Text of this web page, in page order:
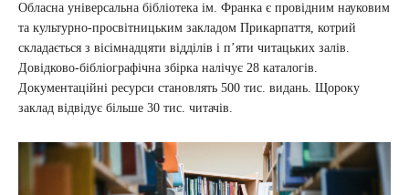
Обласна універсальна бібліотека ім. Франка є провідним науковим
та культурно-просвітницьким закладом Прикарпаття, котрий
складається з вісімнадцяти відділів і п’яти читацьких залів.
Довідково-бібліографічна збірка налічує 28 каталогів.
Документаційні ресурси становлять 500 тис. видань. Щороку
заклад відвідує більше 30 тис. читачів.